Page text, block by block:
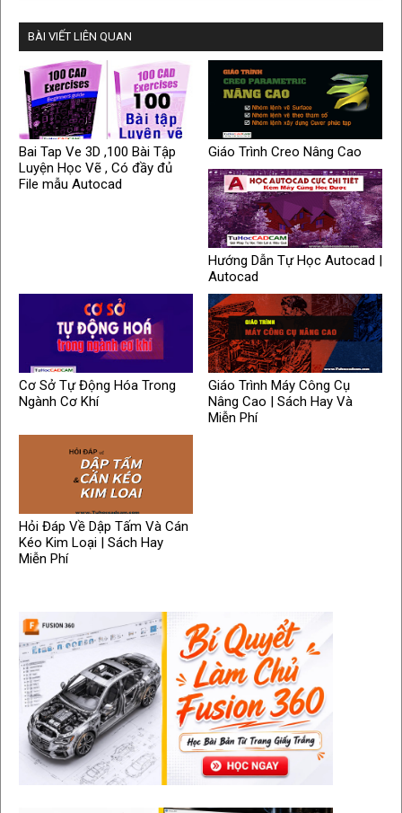
BÀI VIẾT LIÊN QUAN
Bai Tap Ve 3D ,100 Bài Tập
Luyện Học Vẽ , Có đầy đủ
File mẫu Autocad
Giáo Trình Creo Nâng Cao
Hướng Dẫn Tự Học Autocad |
Autocad
Cơ Sở Tự Động Hóa Trong
Ngành Cơ Khí
Giáo Trình Máy Công Cụ
Nâng Cao | Sách Hay Và
Miễn Phí
Hỏi Đáp Về Dập Tấm Và Cán
Kéo Kim Loại | Sách Hay
Miễn Phí